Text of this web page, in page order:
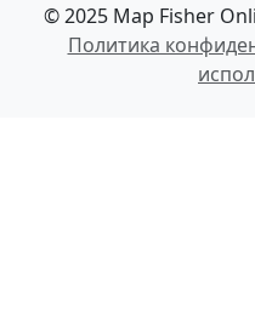
© 2025 Map Fisher
Политика